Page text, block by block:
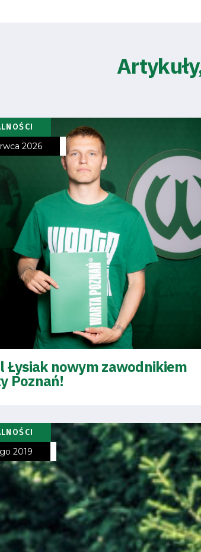
2026
Łysiak nowym zawodnikiem
Poznań!
2019